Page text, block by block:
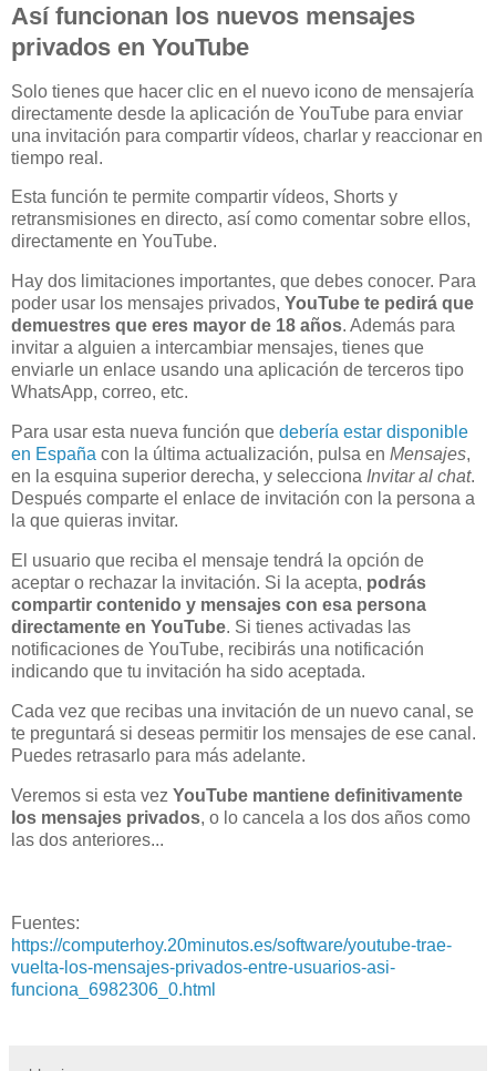
Así funcionan los nuevos mensajes
privados en YouTube
Solo tienes que hacer clic en el nuevo icono de mensajería
directamente desde la aplicación de YouTube para enviar
una invitación para compartir vídeos, charlar y reaccionar en
tiempo real.
Esta función te permite compartir vídeos, Shorts y
retransmisiones en directo, así como comentar sobre ellos,
directamente en YouTube.
Hay dos limitaciones importantes, que debes conocer. Para
poder usar los mensajes privados, YouTube te pedirá que
demuestres que eres mayor de 18 años. Además para
invitar a alguien a intercambiar mensajes, tienes que
enviarle un enlace usando una aplicación de terceros tipo
WhatsApp, correo, etc.
Para usar esta nueva función que debería estar disponible
en España con la última actualización, pulsa en Mensajes,
en la esquina superior derecha, y selecciona Invitar al chat.
Después comparte el enlace de invitación con la persona a
la que quieras invitar.
El usuario que reciba el mensaje tendrá la opción de
aceptar o rechazar la invitación. Si la acepta, podrás
compartir contenido y mensajes con esa persona
directamente en YouTube. Si tienes activadas las
notificaciones de YouTube, recibirás una notificación
indicando que tu invitación ha sido aceptada.
Cada vez que recibas una invitación de un nuevo canal, se
te preguntará si deseas permitir los mensajes de ese canal.
Puedes retrasarlo para más adelante.
Veremos si esta vez YouTube mantiene definitivamente
los mensajes privados, o lo cancela a los dos años como
las dos anteriores...
Fuentes:
https://computerhoy.20minutos.es/software/youtube-trae-
vuelta-los-mensajes-privados-entre-usuarios-asi-
funciona_6982306_0.html